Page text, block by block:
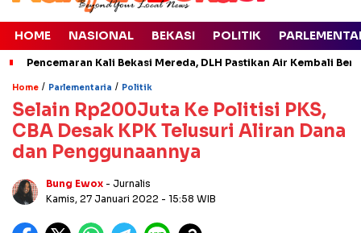
HOME NASIONAL BEKASI POLITIK
Pencemaran Kali Bekasi Mereda, DLH Pastikan Air Kembali
Home / Parlementaria / Politik
Selain Rp200Juta Ke Politisi PKS,
CBA Desak KPK Telusuri Aliran Dana
dan Penggunaannya
Bung Ewox - Jurnalis
Kamis, 27 Januari 2022 - 15:58 WIB